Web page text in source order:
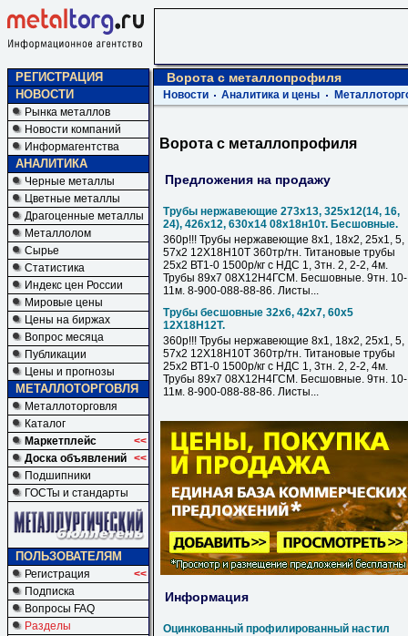
РЕГИСТРАЦИЯ
НОВОСТИ
Рынка металлов
Новости компаний
Информагентства
АНАЛИТИКА
Черные металлы
Цветные металлы
Драгоценные металлы
Металлолом
Сырье
Статистика
Индекс цен России
Мировые цены
Цены на биржах
Вопрос месяца
Публикации
Цены и прогнозы
МЕТАЛЛОТОРГОВЛЯ
Металлоторговля
Каталог
Маркетплейс
<<
Доска объявлений <<
Подшипники
ГОСТы и стандарты
ПОЛЬЗОВАТЕЛЯМ
Регистрация
<<
Подписка
Вопросы FAQ
Разделы
Ворота с металлопрофиля
Новости Аналитика и цены
Ворота с металлопрофиля
Предложения на продажу
Трубы нержавеющие 273х13, 325х12(14, 16,
24), 426х12, 630х14 08х18н10т. Бесшовные.
360р!!! Трубы нержавеющие 8х1, 18х2, 25х1, 5,
57х2 12Х18Н10Т 360тр/тн. Титановые трубы
25х2 ВТ1-0 1500р/кг с НДС 1, 3тн. 2, 2-2, 4м.
Трубы 89х7 08Х12Н4ГСМ. Бесшовные. 9тн. 10-
11м. 8-900-088-88-86. Листы...
Трубы бесшовные 32х6, 42х7, 60х5
12Х18Н12Т.
360р!!! Трубы нержавеющие 8х1, 18х2, 25х1, 5,
57х2 12Х18Н10Т 360тр/тн. Титановые трубы
25х2 ВТ1-0 1500р/кг с НДС 1, 3тн. 2, 2-2, 4м.
Трубы 89х7 08Х12Н4ГСМ. Бесшовные. 9тн. 10-
11м. 8-900-088-88-86. Листы...
Информация
Оцинкованный профилированный настил